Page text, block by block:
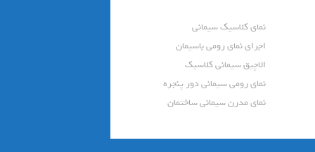
نمای کلاسیک سیمانی
اجرای نمای رومی باسیمان
الاچیق سیمانی کلاسیک
نمای رومی سیمانی دور پنجره
نمای مدرن سیمانی ساختمان